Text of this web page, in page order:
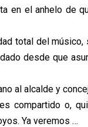
en el anhelo de
total del
desde que
al alcalde y
compartido o,
Ya veremos …